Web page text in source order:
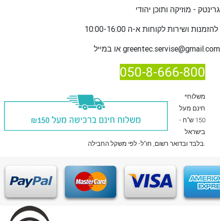
גרינטק - מוזיקה ותוכן יהודי
להזמנות ו
greentec.servise@gmail.com
050-8-666-800
*משלוח
חינם מעל
150 ש"ח -
בישראל
בלבדובדואר רשום , חו"ל- לפי משקל החבילה.